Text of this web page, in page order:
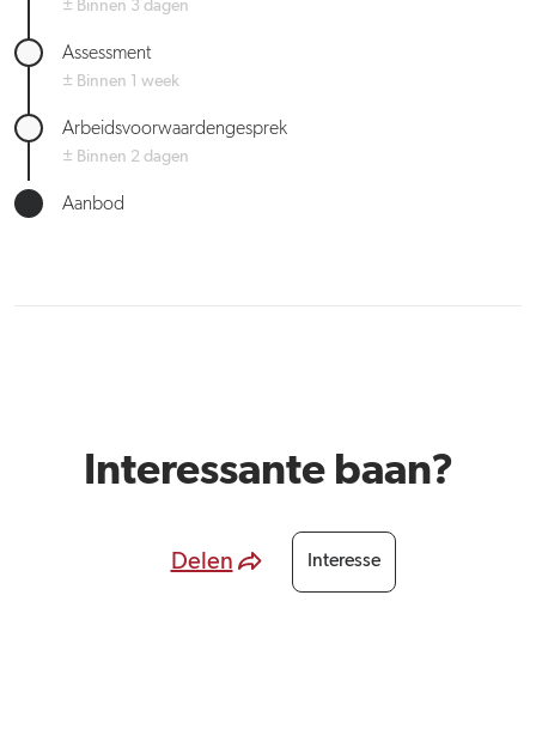
± Binnen 3 dagen
Assessment
± Binnen 1 week
Arbeidsvoorwaardengesprek
± Binnen 2 dagen
Aanbod
Interessante baan?
Delen Interesse